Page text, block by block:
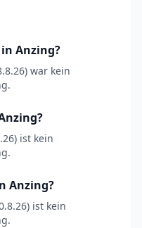
Anzing?
war kein
ist kein
Anzing?
ist kein